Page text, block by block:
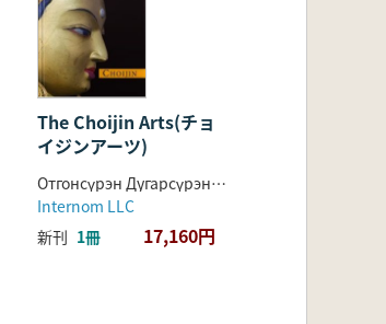
The Choijin Arts(チョ
イジンアーツ)
Отгонсүрэн Дугарсүрэнгийн
Internom LLC
新刊 1冊 17,160円